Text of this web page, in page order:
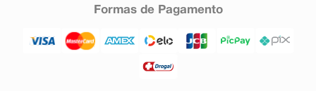
Formas de Pagamento